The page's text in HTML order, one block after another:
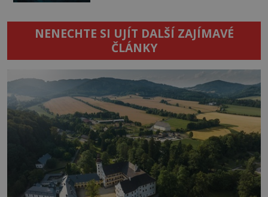
NENECHTE SI UJÍT DALŠÍ ZAJÍMAVÉ
ČLÁNKY